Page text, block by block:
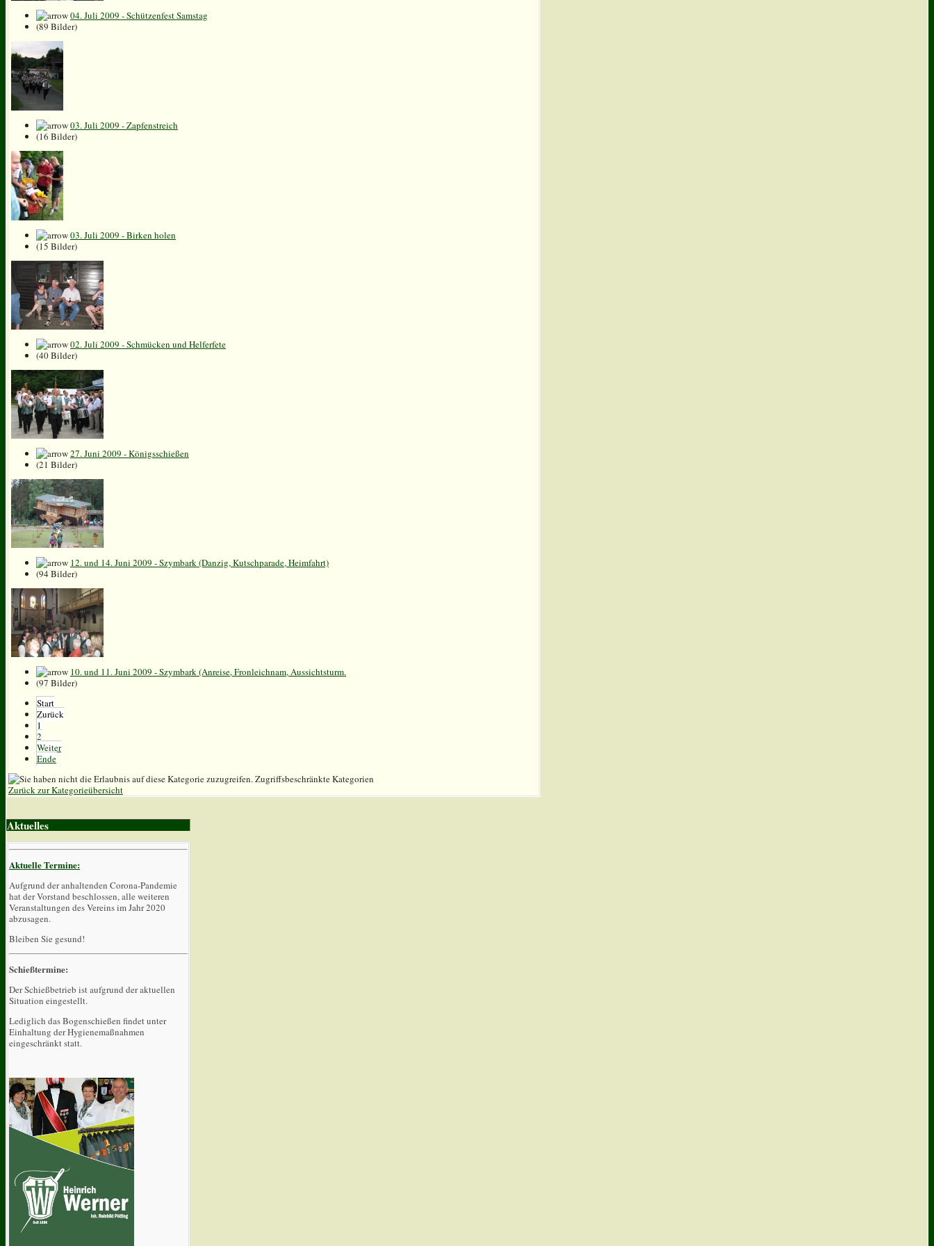
04. Juli 2009 - Schützenfest Samstag
(89 Bilder)
03. Juli 2009 - Zapfenstreich
(16 Bilder)
03. Juli 2009 - Birken holen
(15 Bilder)
02. Juli 2009 - Schmücken und Helferfete
(40 Bilder)
27. Juni 2009 - Königsschießen
(21 Bilder)
12. und 14. Juni 2009 - Szymbark (Danzig, Kutschparade, Heimfahrt)
(94 Bilder)
10. und 11. Juni 2009 - Szymbark (Anreise, Fronleichnam, Aussichtsturm.
(97 Bilder)
Start
Zurück
1
2
Weiter
Ende
Zugriffsbeschränkte Kategorien
Zurück zur Kategorieübersicht
Aktuelles
Aktuelle Termine:
Aufgrund der anhaltenden Corona-Pandemie
hat der Vorstand beschlossen, alle weiteren
Veranstaltungen des Vereins im Jahr 2020
abzusagen.
Bleiben Sie gesund!
Schießtermine:
Der Schießbetrieb ist aufgrund der aktuellen
Situation eingestellt.
Lediglich das Bogenschießen findet unter
Einhaltung der Hygienemaßnahmen
eingeschränkt statt.